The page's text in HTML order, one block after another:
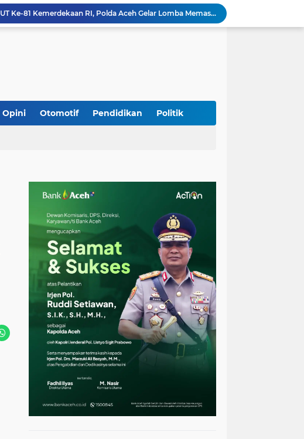
Babinsa Simpang Tiga Monitoring Harga Sembako, Pastikan Stabilitas dan Ketersediaan Bahan Pokok
Babinsa Lembah Seulawah Perkuat Sinergi dengan Tenaga Pendidik, Tekankan Pencegahan Kenakalan Remaja dan Bahaya Narkoba
Rp 2,5 Triliun Dana Kementan untuk Bencana, Pemerintah Aceh kelola Rp 9,7 M
Opini Otomotif Pendidikan Politik